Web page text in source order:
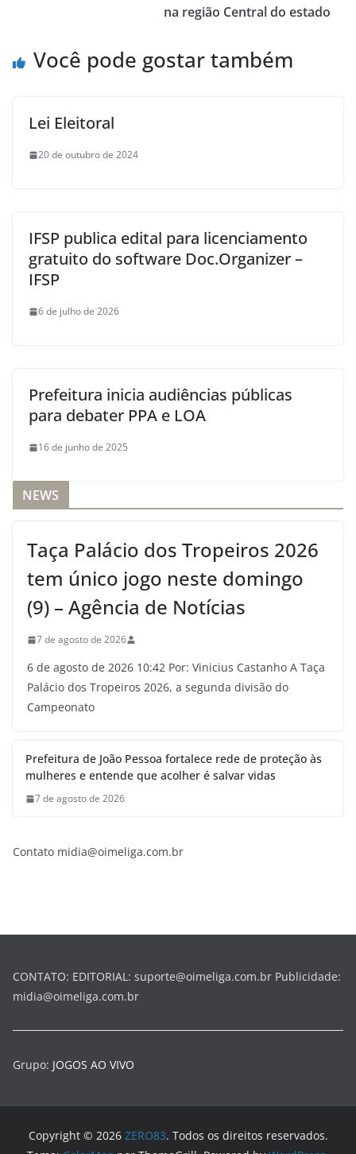
na região Central do estado
Você pode gostar também
Lei Eleitoral
20 de outubro de 2024
IFSP publica edital para licenciamento
gratuito do software Doc.Organizer –
IFSP
6 de julho de 2026
Prefeitura inicia audiências públicas
para debater PPA e LOA
16 de junho de 2025
NEWS
Taça Palácio dos Tropeiros 2026
tem único jogo neste domingo
(9) – Agência de Notícias
7 de agosto de 2026
6 de agosto de 2026 10:42 Por: Vinicius Castanho A Taça
Palácio dos Tropeiros 2026, a segunda divisão do
Campeonato
Prefeitura de João Pessoa fortalece rede de proteção às
mulheres e entende que acolher é salvar vidas
7 de agosto de 2026
Contato midia@oimeliga.com.br
CONTATO: EDITORIAL: suporte@oimeliga.com.br Publicidade:
midia@oimeliga.com.br
Grupo: JOGOS AO VIVO
Copyright © 2026 ZERO83. Todos os direitos reservados.